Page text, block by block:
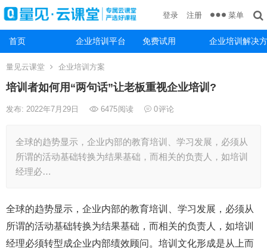
首页 企业培训平台 免费试用 企业培训解决
登录 注册 菜单
量见云课堂 企业培训方案
培训者如何用“两句话”让老板重视企业培训?
发布: 2022年7月29日 6475阅读 0评论
全球的趋势显示，企业内部的教育培训、学习发展，必须从
所谓的活动基础转换为结果基础，而相关的负责人，如培训
经理必…
全球的趋势显示，企业内部的教育培训、学习发展，必须从
所谓的活动基础转换为结果基础，而相关的负责人，如培训
经理必须转型成企业内部绩效顾问。培训文化形成是从上而